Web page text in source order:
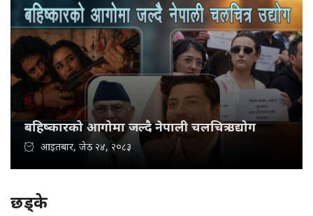
बहिष्कारको आगोमा जल्दै नेपाली चलचित्र उद्योग
आइतबार, जेठ २४, २०८३
छड्के